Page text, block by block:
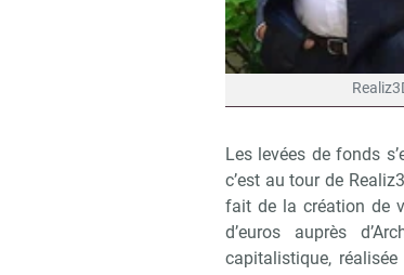
Les levées de fonds
c’est au tour de
fait de la création de
d’euros auprès
capitalistique,